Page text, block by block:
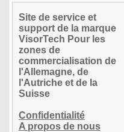
Site de service et
support de la marque
VisorTech Pour les
zones de
commercialisation de
l'Allemagne, de
l'Autriche et de la
Suisse
Confidentialité
A propos de nous